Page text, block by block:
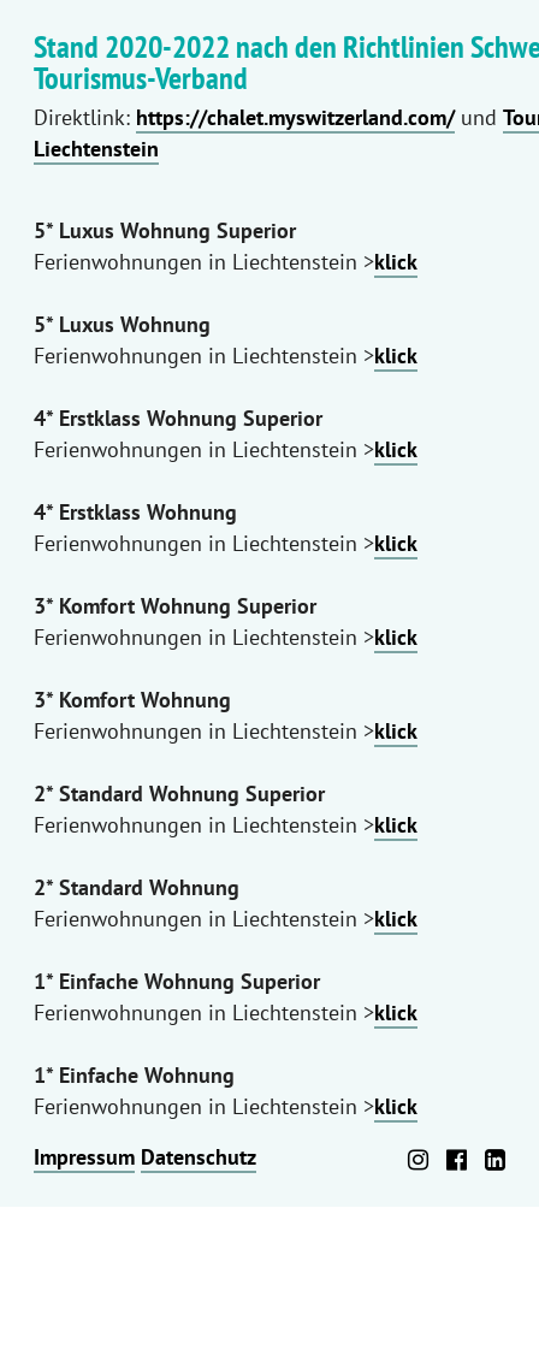
Stand 2020-2022 nach den Richtlinien
Tourismus-Verband
Direktlink: https://chalet.myswitzerland.com/und
Liechtenstein
5* Luxus Wohnung Superior
Ferienwohnungen in Liechtenstein >klick
5* Luxus Wohnung
Ferienwohnungen in Liechtenstein >klick
4* Erstklass Wohnung Superior
Ferienwohnungen in Liechtenstein >klick
4* Erstklass Wohnung
Ferienwohnungen in Liechtenstein >klick
3* Komfort Wohnung Superior
Ferienwohnungen in Liechtenstein >klick
3* Komfort Wohnung
Ferienwohnungen in Liechtenstein >klick
2* Standard Wohnung Superior
Ferienwohnungen in Liechtenstein >klick
2* Standard Wohnung
Ferienwohnungen in Liechtenstein >klick
1* Einfache Wohnung Superior
Ferienwohnungen in Liechtenstein >klick
1* Einfache Wohnung
Ferienwohnungen in Liechtenstein >klick
Impressum Datenschutz